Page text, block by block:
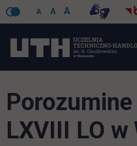
A A A
LXVIII LO w